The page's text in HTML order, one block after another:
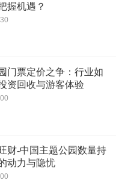
握机遇？
门票定价之争：行业如
资回收与游客体验
财-中国主题公园数量持
动力与隐忧